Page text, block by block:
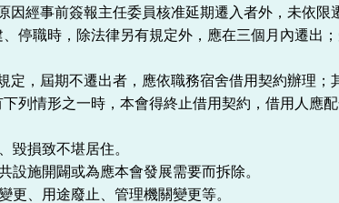
因經事前簽報主任委員核准延期遷入者外，未依限
、停職時，除法律另有規定外，應在三個月內遷出
定，屆期不遷出者，應依職務宿舍借用契約辦理；
列情形之一時，本會得終止借用契約，借用人應
毀損致不堪居住。
設施開闢或為應本會發展需要而拆除。
更、用途廢止、管理機關變更等。